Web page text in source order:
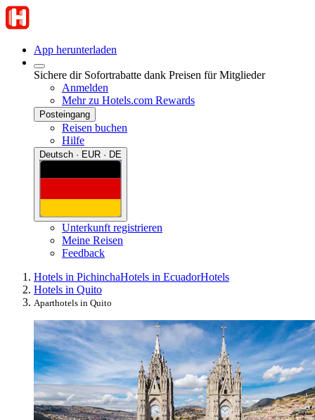
App herunterladen
Sichere dir Sofortrabatte dank Preisen für Mitglieder
Anmelden
Mehr zu Hotels.com Rewards
Posteingang
Reisen buchen
Hilfe
Deutsch · EUR · DE
Unterkunft registrieren
Meine Reisen
Feedback
Hotels in PichinchaHotels in EcuadorHotels
Hotels in Quito
Aparthotels in Quito